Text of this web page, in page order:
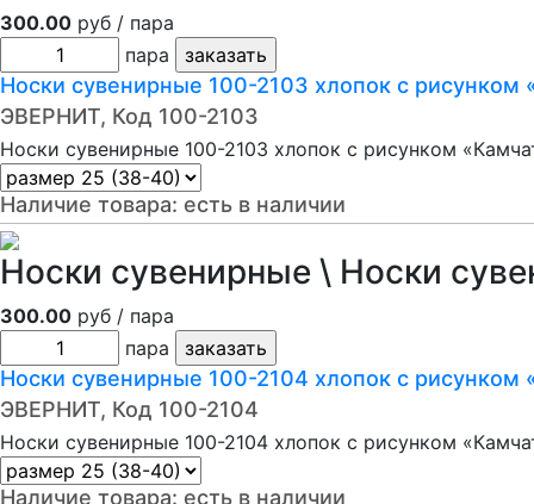
300.00 руб / пара
пара
Носки сувенирные 100-2103 хлопок с рисунком
ЭВЕРНИТ, Код 100-2103
Носки сувенирные 100-2103 хлопок с рисунком
Наличие товара: есть в наличии
Носки сувенирные \ Носки
300.00 руб / пара
пара
Носки сувенирные 100-2104 хлопок с рисунком
ЭВЕРНИТ, Код 100-2104
Носки сувенирные 100-2104 хлопок с рисунком
Наличие товара: есть в наличии